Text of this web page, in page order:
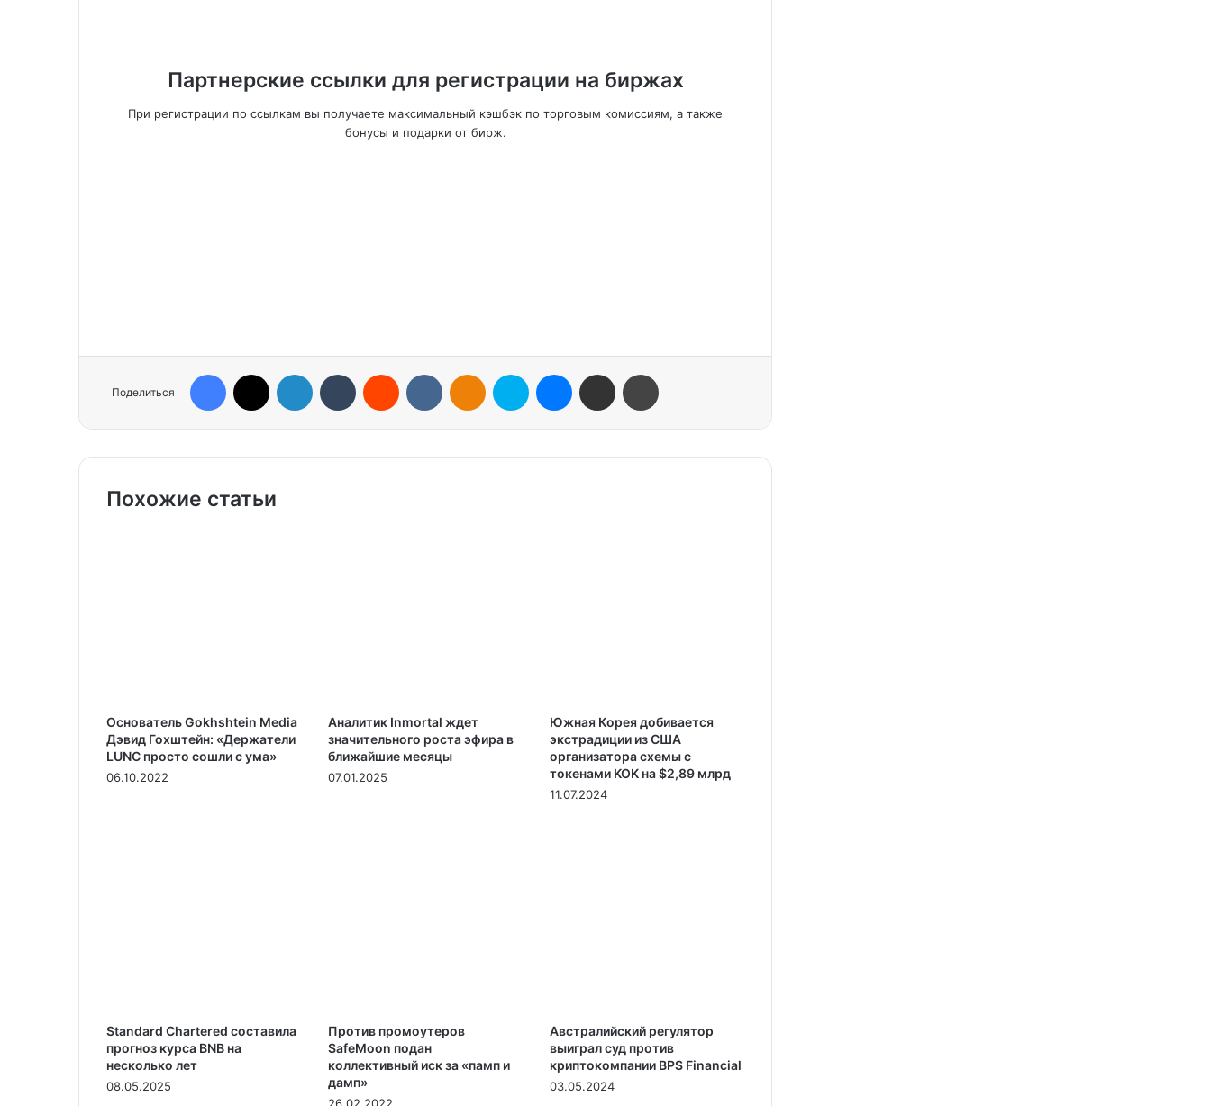
Партнерские ссылки для регистрации на биржах
При регистрации по ссылкам вы получаете максимальный кэшбэк по торговым комиссиям, а также
бонусы и подарки от бирж.
Поделиться
Похожие статьи
Основатель Gokhshtein Media
Дэвид Гохштейн: «Держатели
LUNC просто сошли с ума»
06.10.2022
Аналитик Inmortal ждет
значительного роста эфира в
ближайшие месяцы
07.01.2025
Южная Корея добивается
экстрадиции из США
организатора схемы с
токенами KOK на $2,89 млрд
11.07.2024
Standard Chartered составила
прогноз курса BNB на
несколько лет
08.05.2025
Против промоутеров
SafeMoon подан
коллективный иск за «памп и
дамп»
Австралийский регулятор
выиграл суд против
криптокомпании BPS Financial
03.05.2024